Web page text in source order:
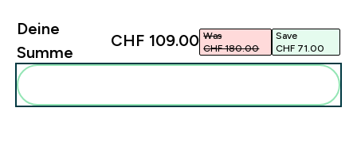
Deine
Summe
CHF 109.00‎ Was
CHF 180.00‎
Save
CHF 71.00‎